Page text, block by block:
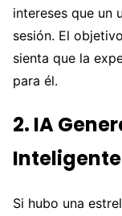
intereses que un
sesión. El
sienta que la
para él.
2. IA
Si hubo una